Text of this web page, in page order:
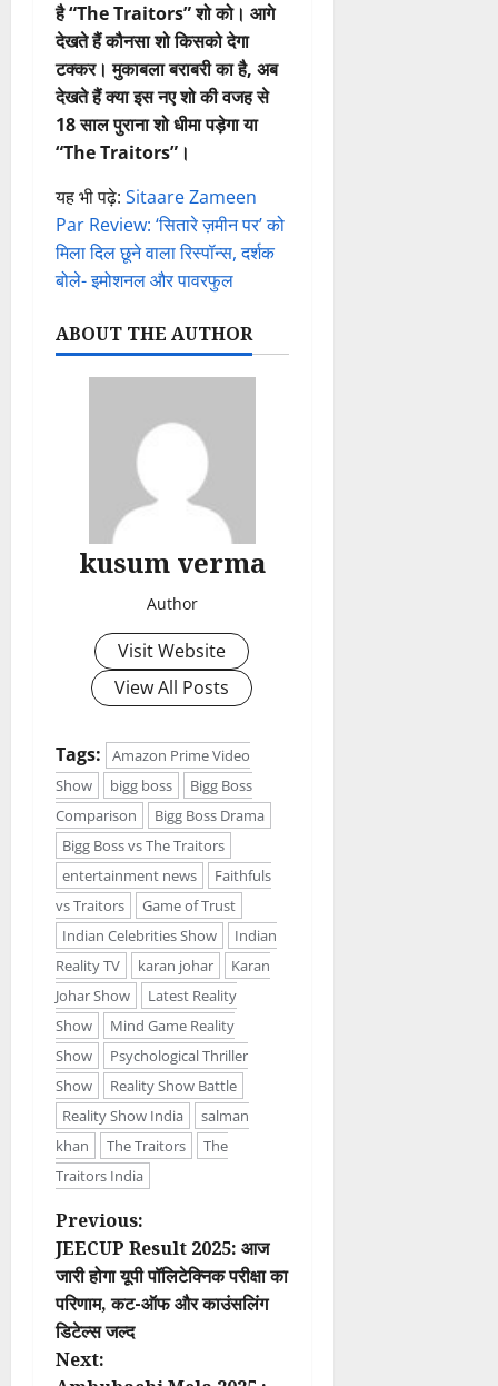
है “The Traitors” शो को। आगे
देखते हैं कौनसा शो किसको देगा
टक्कर। मुकाबला बराबरी का है, अब
देखते हैं क्या इस नए शो की वजह से
18 साल पुराना शो धीमा पड़ेगा या
“The Traitors”।
यह भी पढ़े: Sitaare Zameen
Par Review: ‘सितारे ज़मीन पर’ को
मिला दिल छूने वाला रिस्पॉन्स, दर्शक
बोले- इमोशनल और पावरफुल
ABOUT THE AUTHOR
kusum verma
Author
Visit Website
View All Posts
Tags:
Amazon Prime Video
Show
bigg boss
Bigg Boss
Comparison
Bigg Boss Drama
Bigg Boss vs The Traitors
entertainment news
Faithfuls
vs Traitors
Game of Trust
Indian Celebrities Show
Indian
Reality TV
karan johar
Karan
Johar Show
Latest Reality
Show
Mind Game Reality
Show
Psychological Thriller
Show
Reality Show Battle
Reality Show India
salman
khan
The Traitors
The
Traitors India
P
o
s
t
Previous:
JEECUP Result 2025: आज
जारी होगा यूपी पॉलिटेक्निक परीक्षा का
परिणाम, कट-ऑफ और काउंसलिंग
डिटेल्स जल्द
Next: